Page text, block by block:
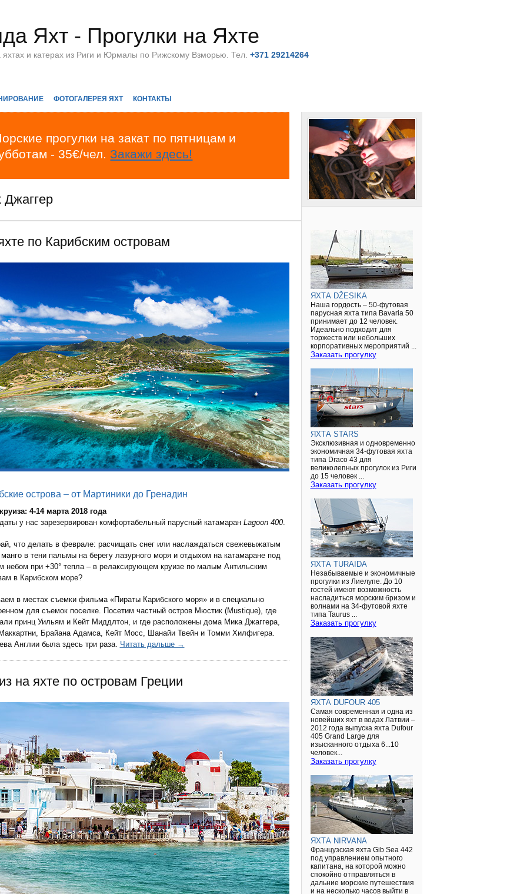
Яхт - Прогулки на Яхте
яхтах и катерах из Риги и Юрмалы по Рижскому Взморью. Тел.+371 29214264
ФОТОГАЛЕРЕЯ ЯХТ КОНТАКТЫ
прогулки на закат по пятницам и
- 35€/чел. Закажи здесь!
по Карибским островам
острова – от Мартиники до Гренадин
4-14 марта 2018 года
у нас зарезервирован комфортабельный парусный катамаран Lagoon 400.
что делать в феврале: расчищать снег или наслаждаться свежевыжатым
в тени пальмы на берегу лазурного моря и отдыхом на катамаране под
небом при +30° тепла – в релаксирующем круизе по малым Антильским
в Карибском море?
в местах съемки фильма «Пираты Карибского моря» и в специально
для съемок поселке. Посетим частный остров Мюстик (Mustique), где
принц Уильям и Кейт Миддлтон, и где расположены дома Мика Джаггера,
Брайана Адамса, Кейт Мосс, Шанайи Твейн и Томми Хилфигера.
Англии была здесь три раза. Читать дальше →
на яхте по островам Греции
ЯХТА DŽESIKA
Наша гордость – 50-футовая
парусная яхта типа Bavaria 50
принимает до 12 человек.
Идеально подходит для
торжеств или небольших
корпоративных мероприятий ...
Заказать прогулку
ЯХТА STARS
Эксклюзивная и одновременно
экономичная 34-футовая яхта
типа Draco 43 для
великолепных прогулок из Риги
до 15 человек ...
Заказать прогулку
ЯХТА TURAIDA
Незабываемые и экономичные
прогулки из Лиелупе. До 10
гостей имеют возможность
насладиться морским бризом и
волнами на 34-футовой яхте
типа Taurus ...
Заказать прогулку
ЯХТА DUFOUR 405
Самая современная и одна из
новейших яхт в водах Латвии –
2012 года выпуска яхта Dufour
405 Grand Large для
изысканного отдыха 6...10
человек...
Заказать прогулку
ЯХТА NIRVANA
Французская яхта Gib Sea 442
под управлением опытного
капитана, на которой можно
спокойно отправляться в
дальние морские путешествия
и на несколько часов выйти в